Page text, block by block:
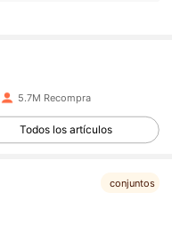
5.7M Recompra
Todos los artículos
conjuntos